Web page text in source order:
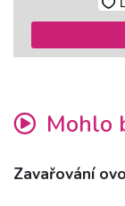
Mohlo
Zavařování